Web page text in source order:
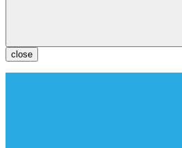
close